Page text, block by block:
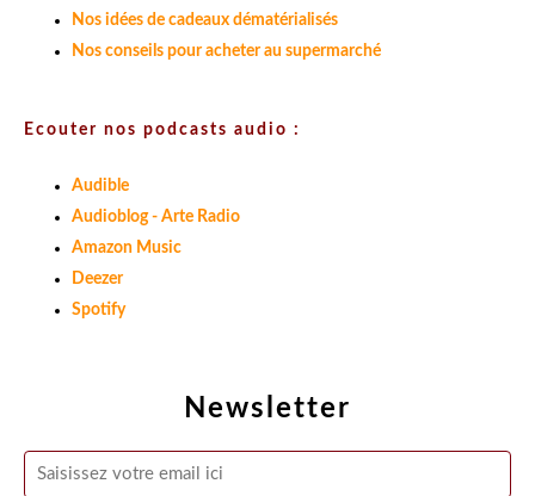
Newsletter
Nos idées de cadeaux dématérialisés
Nos conseils pour acheter au supermarché
Ecouter nos podcasts audio :
Audible
Audioblog - Arte Radio
Amazon Music
Deezer
Spotify